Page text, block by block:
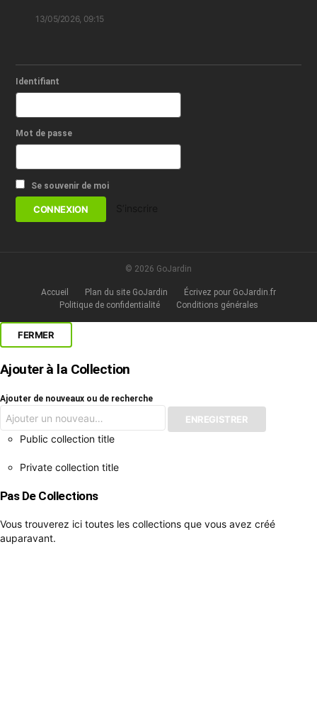
13/05/2026, 09:15
Identifiant
Mot de passe
Se souvenir de moi
© 2026 GoJardin
Accueil Plan du site GoJardin
Écrivez pour GoJardin.fr
Politique de confidentialité
Conditions générales
FERMER
Ajouter à la Collection
Ajouter de nouveaux ou de recherche
Public collection title
Private collection title
Pas De Collections
Vous trouverez ici toutes les collections que vous avez créé
auparavant.